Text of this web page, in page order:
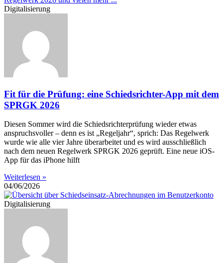
Digitalisierung
Fit für die Prüfung: eine Schiedsrichter-App mit dem
SPRGK 2026
Diesen Sommer wird die Schiedsrichterprüfung wieder etwas
anspruchsvoller – denn es ist „Regeljahr“, sprich: Das Regelwerk
wurde wie alle vier Jahre überarbeitet und es wird ausschließlich
nach dem neuen Regelwerk SPRGK 2026 geprüft. Eine neue iOS-
App für das iPhone hilft
Weiterlesen »
04/06/2026
Digitalisierung